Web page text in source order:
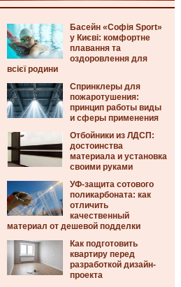
Басейн «Софія Sport»
у Києві: комфортне
плавання та
оздоровлення для
всієї родини
Спринклеры для
пожаротушения:
принцип работы виды
и сферы применения
Отбойники из ЛДСП:
достоинства
материала и установка
своими руками
УФ-защита сотового
поликарбоната: как
отличить
качественный
материал от дешевой подделки
Как подготовить
квартиру перед
разработкой дизайн-
проекта